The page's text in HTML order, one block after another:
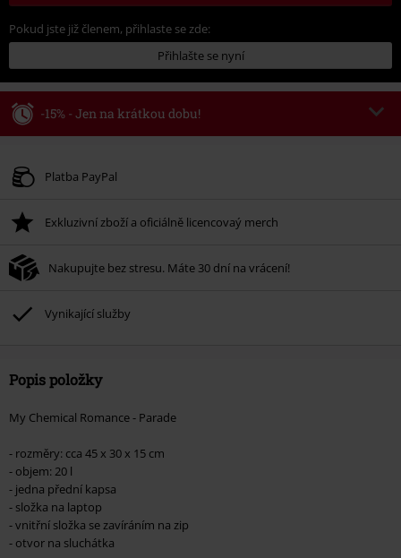
Pokud jste již členem, přihlaste se zde:
Přihlašte se nyní
-15% - Jen na krátkou dobu!
Platí jen pro 8/6/26 od 16:00 do 23:59 hodin.
Po zadání kódu v košíku, se sleva uplatní automaticky.
Nelze kombinovat s jinými akciovými kódy. Sleva se nevztahuje na: knihy,
média, vstupenky, Rammstein, (Till) Lindemann, Böhse Onkelz, Broilers, Die
podpoříte nadaci.
Platba PayPal
Exkluzivní zboží a oficiálně licencovaý merch
Nakupujte bez stresu. Máte 30 dní na vrácení!
Vynikající služby
Popis položky
My Chemical Romance - Parade
- rozměry: cca 45 x 30 x 15 cm
- objem: 20 l
- jedna přední kapsa
- složka na laptop
- vnitřní složka se zavíráním na zip
- otvor na sluchátka